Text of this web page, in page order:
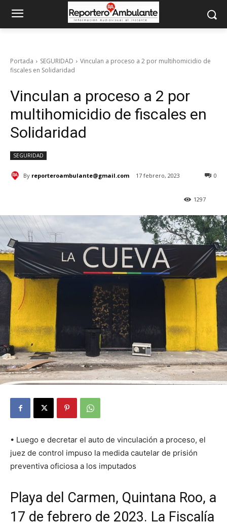
Portada SEGURIDAD
Vinculan a proceso a 2 por multihomicidio de
fiscales en Solidaridad
Vinculan a proceso a 2 por
multihomicidio de fiscales en
Solidaridad
SEGURIDAD
By reporteroambulante@gmail.com 17 febrero, 2023 0
1297
• Luego e decretar el auto de vinculación a proceso, el
juez de control impuso la medida cautelar de prisión
preventiva oficiosa a los imputados
Playa del Carmen, Quintana Roo, a
17 de febrero de 2023. La Fiscalía